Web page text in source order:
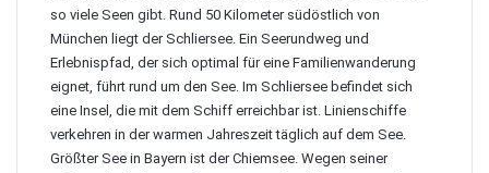
so viele Seen gibt. Rund 50 Kilometer südöstlich von
München liegt der Schliersee. Ein Seerundweg und
Erlebnispfad, der sich optimal für eine Familienwanderung
eignet, führt rund um den See. Im Schliersee befindet sich
eine Insel, die mit dem Schiff erreichbar ist. Linienschiffe
verkehren in der warmen Jahreszeit täglich auf dem See.
Größter See in Bayern ist der Chiemsee. Wegen seiner